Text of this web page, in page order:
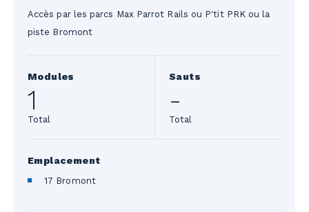
Accès par les parcs Max Parrot Rails ou P'tit PRK ou la
piste Bromont
Modules
1
Total
Sauts
-
Total
Emplacement
17 Bromont